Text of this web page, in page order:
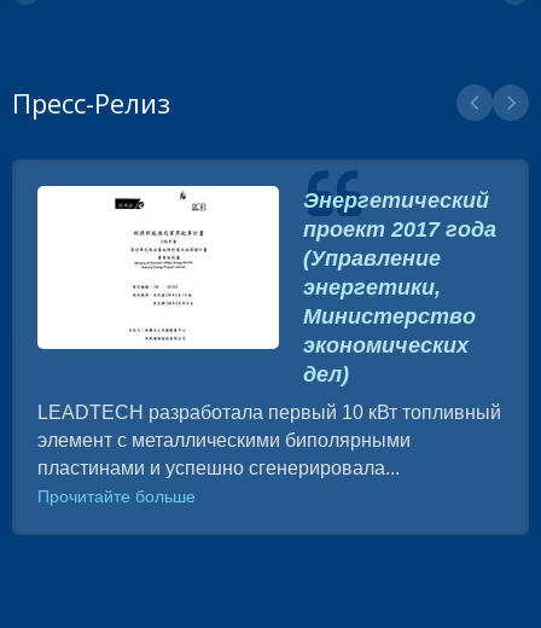
Пресс-Релиз
Энергетический
проект 2017 года
(Управление
энергетики,
Министерство
экономических
дел)
LEADTECH разработала первый 10 кВт топливный
элемент с металлическими биполярными
пластинами и успешно сгенерировала...
Прочитайте больше